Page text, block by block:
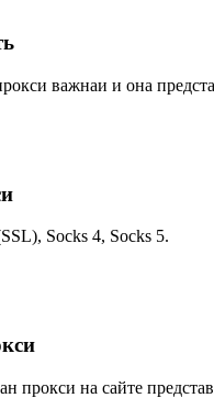
важнаи и она
Socks 4, Socks 5.
прокси на сайте